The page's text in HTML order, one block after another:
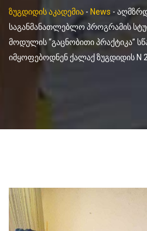
ზუგდიდის აკადემია - News -
საგანმანათლებლო პროგრამის
მოდულის “გაცნობითი პრაქტიკა”
იმყოფებოდნენ ქალაქ ზუგდიდის N 2